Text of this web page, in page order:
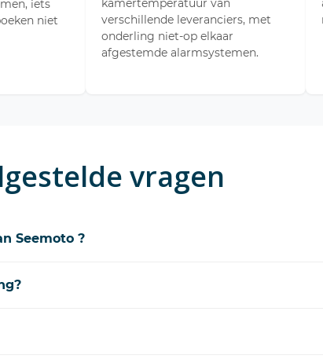
iets
niet
kamertemperatuur van
verschillende leveranciers, met
onderling niet-op elkaar
afgestemde alarmsystemen.
vragen
Seemoto ?